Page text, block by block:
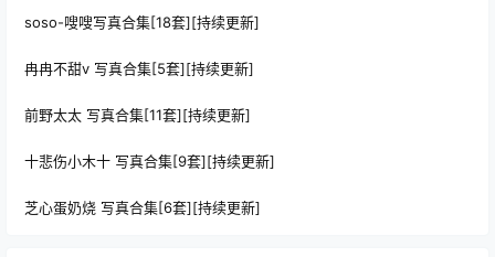
soso-嗖嗖写真合集[18套][持续更新]
冉冉不甜v 写真合集[5套][持续更新]
前野太太 写真合集[11套][持续更新]
十悲伤小木十 写真合集[9套][持续更新]
芝心蛋奶烧 写真合集[6套][持续更新]